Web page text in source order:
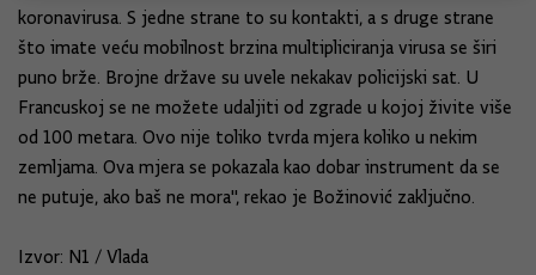
koronavirusa. S jedne strane to su kontakti, a s druge strane
što imate veću mobilnost brzina multipliciranja virusa se širi
puno brže. Brojne države su uvele nekakav policijski sat. U
Francuskoj se ne možete udaljiti od zgrade u kojoj živite više
od 100 metara. Ovo nije toliko tvrda mjera koliko u nekim
zemljama. Ova mjera se pokazala kao dobar instrument da se
ne putuje, ako baš ne mora", rekao je Božinović zaključno.
Izvor: N1 / Vlada